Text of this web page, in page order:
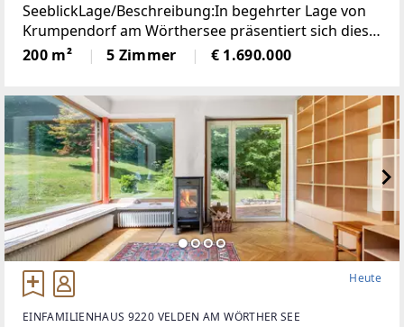
SeeblickLage/Beschreibung:In begehrter Lage von
Krumpendorf am Wörthersee präsentiert sich diese
herausragende Architekten-Villa als ein wahres
Refugium für Anspruchsvolle. Die im Jahr 2010
200 m² 5 Zimmer € 1.690.000
Heute
EINFAMILIENHAUS 9220 VELDEN AM WÖRTHER SEE